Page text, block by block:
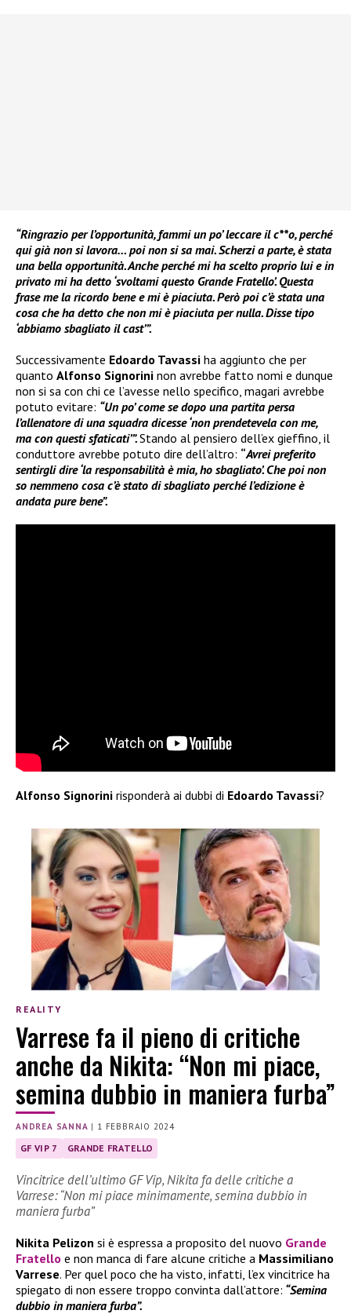
“Ringrazio per l’opportunità, fammi un po’ leccare il c**o, perché
qui già non si lavora… poi non si sa mai. Scherzi a parte, è stata
una bella opportunità. Anche perché mi ha scelto proprio lui e in
privato mi ha detto ‘svoltami questo Grande Fratello’. Questa
frase me la ricordo bene e mi è piaciuta. Però poi c’è stata una
cosa che ha detto che non mi è piaciuta per nulla. Disse tipo
‘abbiamo sbagliato il cast’”.
Successivamente Edoardo Tavassi ha aggiunto che per
quanto Alfonso Signorini non avrebbe fatto nomi e dunque
non si sa con chi ce l’avesse nello specifico, magari avrebbe
potuto evitare: “Un po’ come se dopo una partita persa
l’allenatore di una squadra dicesse ‘non prendetevela con me,
ma con questi sfaticati’”.Stando al pensiero dell’ex gieffino, il
conduttore avrebbe potuto dire dell’altro: “Avrei preferito
sentirgli dire ‘la responsabilità è mia, ho sbagliato’. Che poi non
so nemmeno cosa c’è stato di sbagliato perché l’edizione è
andata pure bene”.
Alfonso Signorini risponderà ai dubbi di Edoardo Tavassi?
REALITY
Varrese fa il pieno di critiche
anche da Nikita: “Non mi piace,
semina dubbio in maniera furba”
ANDREA SANNA | 1 FEBBRAIO 2024
GF VIP 7 GRANDE FRATELLO
Vincitrice dell’ultimo GF Vip, Nikita fa delle critiche a
Varrese: “Non mi piace minimamente, semina dubbio in
maniera furba”
Nikita Pelizon si è espressa a proposito del nuovo Grande
Fratello e non manca di fare alcune critiche a Massimiliano
Varrese. Per quel poco che ha visto, infatti, l’ex vincitrice ha
spiegato di non essere troppo convinta dall’attore: “Semina
dubbio in maniera furba”.